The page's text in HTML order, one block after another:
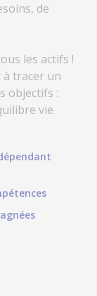
de
les actifs !
à tracer un
objectifs :
vie